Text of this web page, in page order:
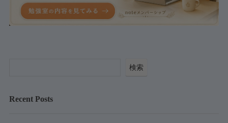
検索
Recent Posts